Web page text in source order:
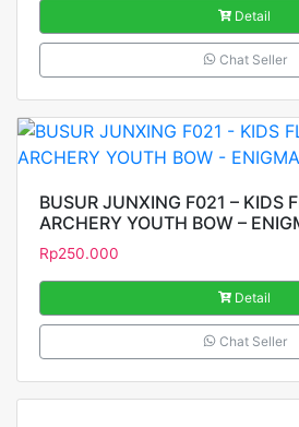
Detail
Chat Seller
BUSUR JUNXING F021 – KIDS
ARCHERY YOUTH BOW –
Rp250.000
Detail
Chat Seller